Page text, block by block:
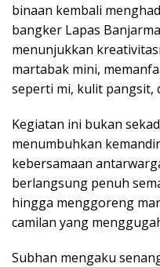
binaan kembali
bangker Lapas
menunjukkan
martabak mini,
seperti mi, kulit pangsit,
Kegiatan ini bukan
menumbuhkan
kebersamaan
berlangsung penuh
hingga menggoreng
camilan yang
Subhan mengaku